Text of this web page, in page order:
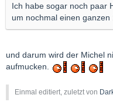
Ich habe sogar noch paar
um nochmal einen ganzen
und darum wird der Michel
aufmucken.
Einmal editiert, zuletzt von